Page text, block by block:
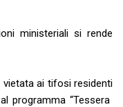
ministeriali si rende
vietata ai tifosi residenti
programma “Tessera